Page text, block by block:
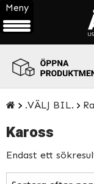
ÖPPNA
.VÄLJ BIL.
Kaross
Endast ett
Meny